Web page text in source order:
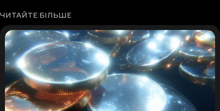
ЧИТАЙТЕ БІЛЬШЕ